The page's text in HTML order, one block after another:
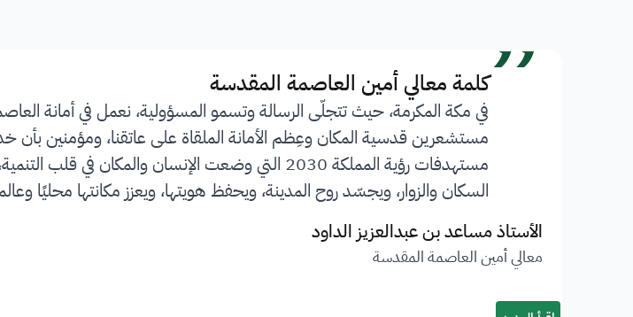
”كلمة معالي أمين العاصمة المقدسة
في مكة المكرمة، حيث تتجلّى الرسالة وتسمو المسؤولية، نعمل في أمانة
مستشعرين قدسية المكان وعِظم الأمانة الملقاة على عاتقنا، ومؤمنين بأن
مستهدفات رؤية المملكة 2030 التي وضعت الإنسان
السكان والزوار، ويجسّد روح المدينة، ويحفظ هويتها، ويعزز مكانتها محليًا
الأستاذ مساعد بن عبدالعزيز الداود
معالي أمين العاصمة المقدسة